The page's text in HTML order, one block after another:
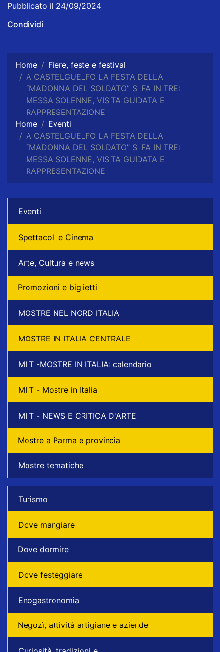
Pubblicato il 24/09/2024
Condividi
Home
Fiere, feste e festival
A CASTELGUELFO LA FESTA DELLA
“MADONNA DEL SOLDATO” SI FA IN TRE:
MESSA SOLENNE, VISITA GUIDATA E
RAPPRESENTAZIONE
Home
Eventi
A CASTELGUELFO LA FESTA DELLA
“MADONNA DEL SOLDATO” SI FA IN TRE:
MESSA SOLENNE, VISITA GUIDATA E
RAPPRESENTAZIONE
Eventi
Spettacoli e Cinema
Arte, Cultura e news
Promozioni e biglietti
MOSTRE NEL NORD ITALIA
MOSTRE IN ITALIA CENTRALE
MIIT -MOSTRE IN ITALIA: calendario
MIIT - Mostre in Italia
MIIT - NEWS E CRITICA D'ARTE
Mostre a Parma e provincia
Mostre tematiche
Turismo
Dove mangiare
Dove dormire
Dove festeggiare
Enogastronomia
Negozì, attività artigiane e aziende